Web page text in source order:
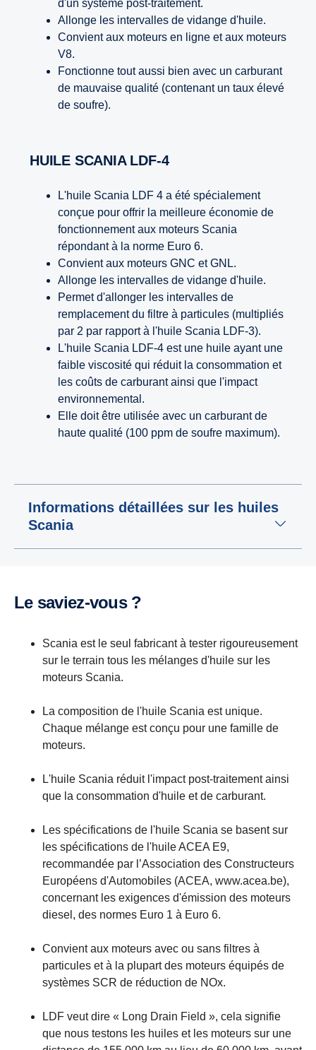
d'un système post-traitement.
Allonge les intervalles de vidange d'huile.
Convient aux moteurs en ligne et aux moteurs
V8.
Fonctionne tout aussi bien avec un carburant
de mauvaise qualité (contenant un taux élevé
de soufre).
HUILE SCANIA LDF-4
L'huile Scania LDF 4 a été spécialement
conçue pour offrir la meilleure économie de
fonctionnement aux moteurs Scania
répondant à la norme Euro 6.
Convient aux moteurs GNC et GNL.
Allonge les intervalles de vidange d'huile.
Permet d'allonger les intervalles de
remplacement du filtre à particules (multipliés
par 2 par rapport à l'huile Scania LDF-3).
L'huile Scania LDF-4 est une huile ayant une
faible viscosité qui réduit la consommation et
les coûts de carburant ainsi que l'impact
environnemental.
Elle doit être utilisée avec un carburant de
haute qualité (100 ppm de soufre maximum).
Informations détaillées sur les huiles
Scania
Le saviez-vous ?
Scania est le seul fabricant à tester rigoureusement
sur le terrain tous les mélanges d'huile sur les
moteurs Scania.
La composition de l'huile Scania est unique.
Chaque mélange est conçu pour une famille de
moteurs.
L'huile Scania réduit l'impact post-traitement ainsi
que la consommation d'huile et de carburant.
Les spécifications de l'huile Scania se basent sur
les spécifications de l'huile ACEA E9,
recommandée par l’Association des Constructeurs
Européens d'Automobiles (ACEA, www.acea.be),
concernant les exigences d'émission des moteurs
diesel, des normes Euro 1 à Euro 6.
Convient aux moteurs avec ou sans filtres à
particules et à la plupart des moteurs équipés de
systèmes SCR de réduction de NOx.
LDF veut dire « Long Drain Field », cela signifie
que nous testons les huiles et les moteurs sur une